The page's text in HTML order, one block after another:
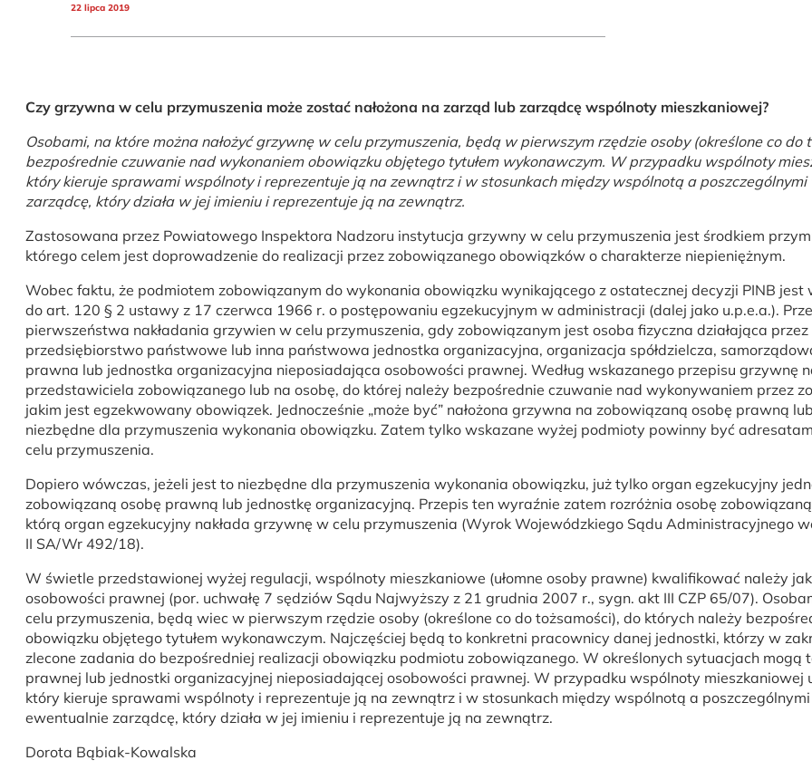
22 lipca 2019
Czy grzywna w celu przymuszenia może zostać nałożona na zarząd lub zarządcę wspólnoty mieszkaniowej?
Osobami, na które można nałożyć grzywnę w celu przymuszenia, będą w pierwszym rzędzie osoby (określone co do
bezpośrednie czuwanie nad wykonaniem obowiązku objętego tytułem wykonawczym. W przypadku wspólnoty
który kieruje sprawami wspólnoty i reprezentuje ją na zewnątrz i w stosunkach między wspólnotą a
zarządcę, który działa w jej imieniu i reprezentuje ją na zewnątrz.
Zastosowana przez Powiatowego Inspektora Nadzoru instytucja grzywny w celu przymuszenia jest środkiem
którego celem jest doprowadzenie do realizacji przez zobowiązanego obowiązków o charakterze niepieniężnym.
Wobec faktu, że podmiotem zobowiązanym do wykonania obowiązku wynikającego z ostatecznej decyzji PINB
do art. 120 § 2 ustawy z 17 czerwca 1966 r. o postępowaniu egzekucyjnym w administracji (dalej jako u.p.e.a.).
pierwszeństwa nakładania grzywien w celu przymuszenia, gdy zobowiązanym jest osoba fizyczna działająca
przedsiębiorstwo państwowe lub inna państwowa jednostka organizacyjna, organizacja spółdzielcza,
prawna lub jednostka organizacyjna nieposiadająca osobowości prawnej. Według wskazanego przepisu grzywnę
przedstawiciela zobowiązanego lub na osobę, do której należy bezpośrednie czuwanie nad wykonywaniem przez
jakim jest egzekwowany obowiązek. Jednocześnie „może być” nałożona grzywna na zobowiązaną osobę prawną
niezbędne dla przymuszenia wykonania obowiązku. Zatem tylko wskazane wyżej podmioty powinny być
celu przymuszenia.
Dopiero wówczas, jeżeli jest to niezbędne dla przymuszenia wykonania obowiązku, już tylko organ egzekucyjny
zobowiązaną osobę prawną lub jednostkę organizacyjną. Przepis ten wyraźnie zatem rozróżnia osobę
którą organ egzekucyjny nakłada grzywnę w celu przymuszenia (Wyrok Wojewódzkiego Sądu Administracyjnego
II SA/Wr 492/18).
W świetle przedstawionej wyżej regulacji, wspólnoty mieszkaniowe (ułomne osoby prawne) kwalifikować należy
osobowości prawnej (por. uchwałę 7 sędziów Sądu Najwyższy z 21 grudnia 2007 r., sygn. akt III CZP 65/07).
celu przymuszenia, będą wiec w pierwszym rzędzie osoby (określone co do tożsamości), do których należy
obowiązku objętego tytułem wykonawczym. Najczęściej będą to konkretni pracownicy danej jednostki, którzy w
zlecone zadania do bezpośredniej realizacji obowiązku podmiotu zobowiązanego. W określonych sytuacjach mogą
prawnej lub jednostki organizacyjnej nieposiadającej osobowości prawnej. W przypadku wspólnoty mieszkaniowej
który kieruje sprawami wspólnoty i reprezentuje ją na zewnątrz i w stosunkach między wspólnotą a
ewentualnie zarządcę, który działa w jej imieniu i reprezentuje ją na zewnątrz.
Dorota Bąbiak-Kowalska